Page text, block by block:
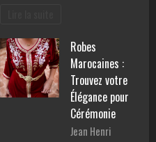
Robes
Marocaines :
Trouvez votre
Élégance pour
Cérémonie
Jean Henri